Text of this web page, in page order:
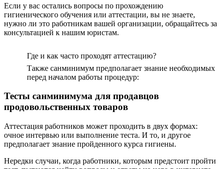
Если у вас остались вопросы по прохождению
гигиенического обучения или аттестации, вы не знаете,
нужно ли это работникам вашей организации, обращайтесь за
консультацией к нашим юристам.
Где и как часто проходят аттестацию?
Также санминимум предполагает знание необходимых
перед началом работы процедур:
Тесты санминимума для продавцов
продовольственных товаров
Аттестация работников может проходить в двух формах:
очное интервью или выполнение теста. И то, и другое
предполагает знание пройденного курса гигиены.
Нередки случаи, когда работники, которым предстоит пройти